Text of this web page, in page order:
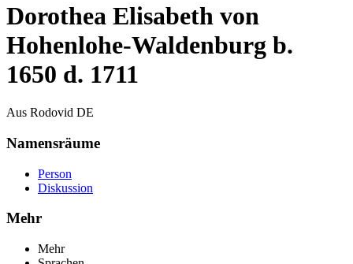
Dorothea Elisabeth von
Hohenlohe-Waldenburg b.
1650 d. 1711
Aus Rodovid DE
Namensräume
Person
Diskussion
Mehr
Mehr